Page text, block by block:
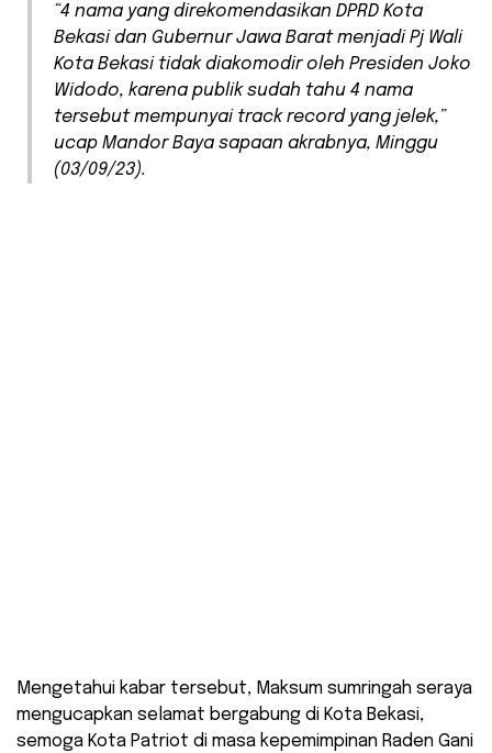
“4 nama yang direkomendasikan DPRD Kota
Bekasi dan Gubernur Jawa Barat menjadi Pj Wali
Kota Bekasi tidak diakomodir oleh Presiden Joko
Widodo, karena publik sudah tahu 4 nama
tersebut mempunyai track record yang jelek,”
ucap Mandor Baya sapaan akrabnya, Minggu
(03/09/23).
Mengetahui kabar tersebut, Maksum sumringah seraya
mengucapkan selamat bergabung di Kota Bekasi,
semoga Kota Patriot di masa kepemimpinan Raden Gani